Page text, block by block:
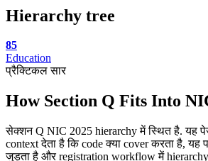
Hierarchy tree
85
Education
प्रैक्टिकल सार
How Section Q Fits Into
सेक्शन Q NIC 2025 hierarchy में स्थित है. यह
context देता है कि code क्या cover करता है,
जुड़ता है और registration workflow में hierarchy